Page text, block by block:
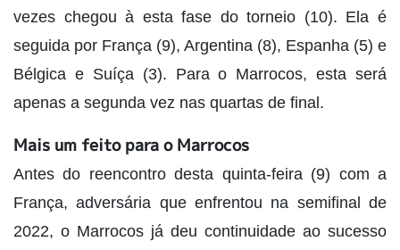
vezes chegou à esta fase do torneio (10). Ela é
seguida por França (9), Argentina (8), Espanha (5) e
Bélgica e Suíça (3). Para o Marrocos, esta será
apenas a segunda vez nas quartas de final.
Mais um feito para o Marrocos
Antes do reencontro desta quinta-feira (9) com a
França, adversária que enfrentou na semifinal de
2022, o Marrocos já deu continuidade ao sucesso